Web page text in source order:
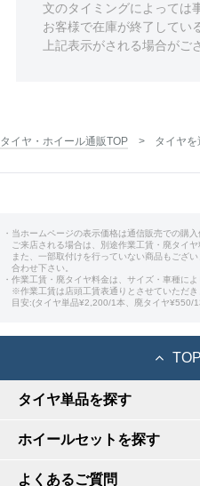
文のタイミングによっては
お客様で在庫が終了してい
上記表示がされる場合がご
タイヤ・ホイール通販TOP タイヤを
・当ホームページの表示価格は通信販売での購入
ご来店される場合は、別途作業工賃・廃タイ
また、一部取付けを行っていない商品もござ
合わせ下さい。
・作業工賃・廃タイヤ料金は、サイズ・車種によ
※作業工賃は店頭工賃表通りとさせていただき
目安:(タイヤ単品¥2,200/1本、廃タイヤ¥550/
タイヤ単品を探す
ホイールセットを探す
よくあるご質問